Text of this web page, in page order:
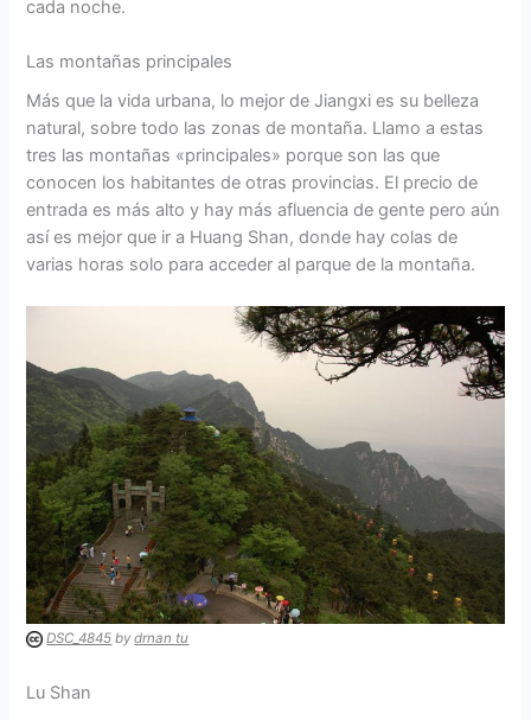
cada noche.
Las montañas principales
Más que la vida urbana, lo mejor de Jiangxi es su belleza
natural, sobre todo las zonas de montaña. Llamo a estas
tres las montañas «principales» porque son las que
conocen los habitantes de otras provincias. El precio de
entrada es más alto y hay más afluencia de gente pero aún
así es mejor que ir a Huang Shan, donde hay colas de
varias horas solo para acceder al parque de la montaña.
DSC_4845 bydrnan tu
Lu Shan